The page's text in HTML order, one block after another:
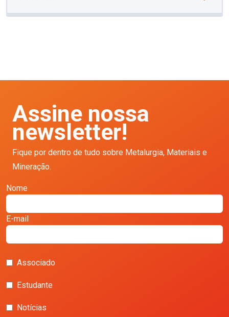
Assine nossa
newsletter!
Fique por dentro de tudo sobre Metalurgia, Materiais e
Mineração.
Nome
E-mail
Associado
Estudante
Notícias